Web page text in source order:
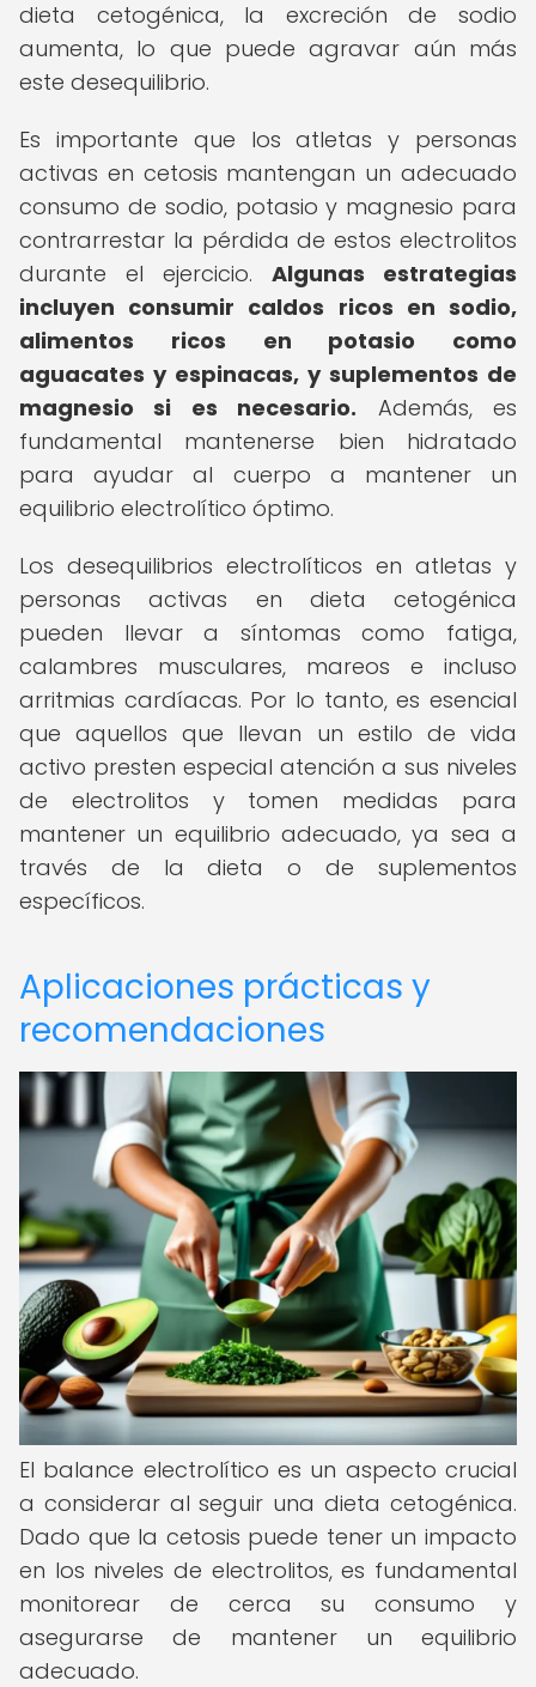
dieta cetogénica, la excreción de sodio
aumenta, lo que puede agravar aún más
este desequilibrio.
Es importante que los atletas y personas
activas en cetosis mantengan un adecuado
consumo de sodio, potasio y magnesio para
contrarrestar la pérdida de estos electrolitos
durante el ejercicio. Algunas estrategias
incluyen consumir caldos ricos en sodio,
alimentos ricos en potasio como
aguacates y espinacas, y suplementos de
magnesio si es necesario. Además, es
fundamental mantenerse bien hidratado
para ayudar al cuerpo a mantener un
equilibrio electrolítico óptimo.
Los desequilibrios electrolíticos en atletas y
personas activas en dieta cetogénica
pueden llevar a síntomas como fatiga,
calambres musculares, mareos e incluso
arritmias cardíacas. Por lo tanto, es esencial
que aquellos que llevan un estilo de vida
activo presten especial atención a sus niveles
de electrolitos y tomen medidas para
mantener un equilibrio adecuado, ya sea a
través de la dieta o de suplementos
específicos.
Aplicaciones prácticas y
recomendaciones
El balance electrolítico es un aspecto crucial
a considerar al seguir una dieta cetogénica.
Dado que la cetosis puede tener un impacto
en los niveles de electrolitos, es fundamental
monitorear de cerca su consumo y
asegurarse de mantener un equilibrio
adecuado.